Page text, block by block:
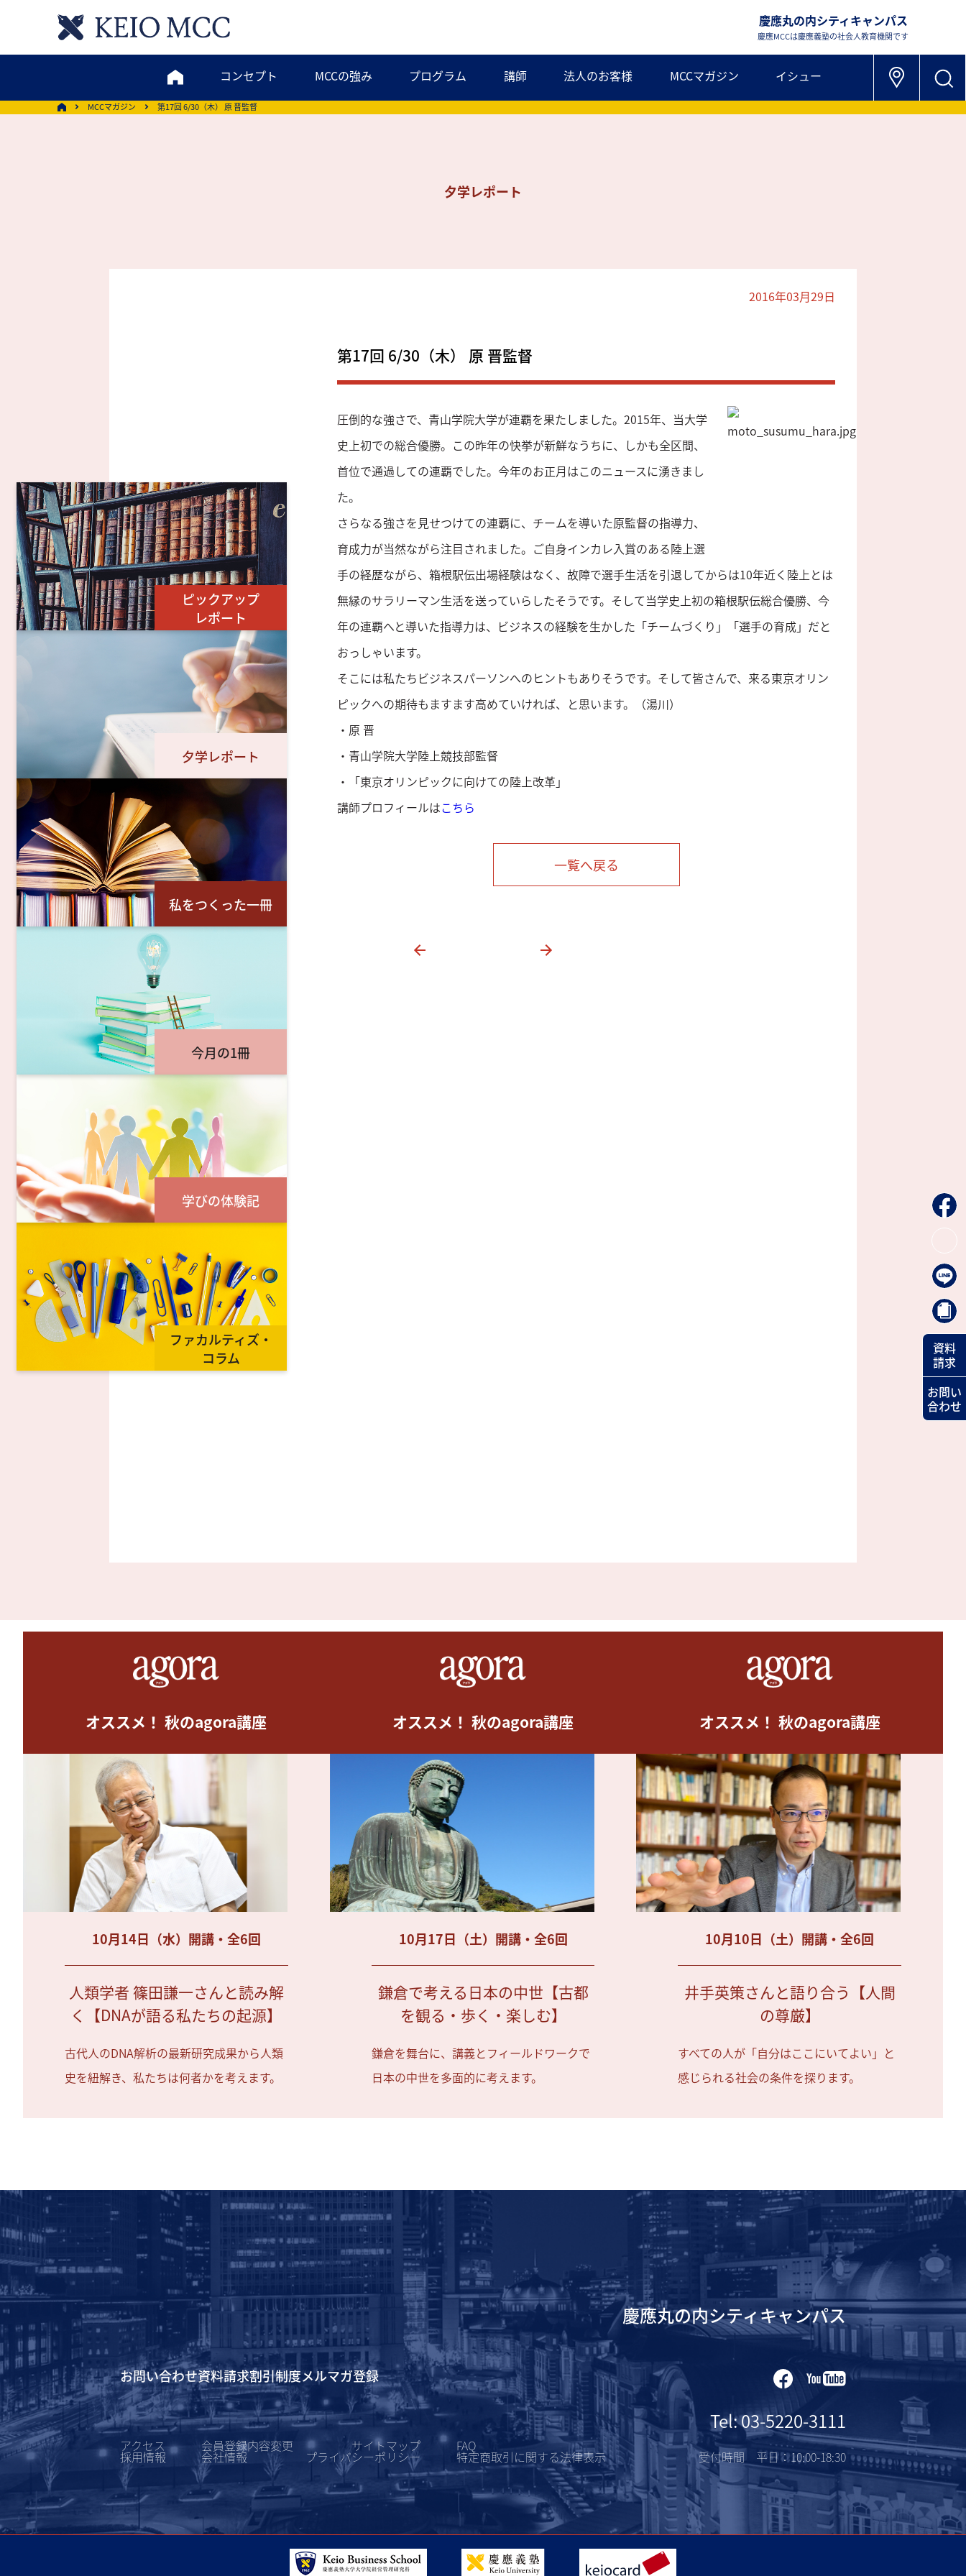
慶應丸の内シティキャンパス
慶應MCCは慶應義塾の社会人教育機関です
コンセプト MCCの強み プログラム 講師 法人のお客様 MCCマガジン イシュー
MCCマガジン 第17回 6/30（木） 原 晋監督
夕学レポート
2016年03月29日
第17回 6/30（木） 原 晋監督
圧倒的な強さで、青山学院大学が連覇を果たしました。2015年、当大学
史上初での総合優勝。この昨年の快挙が新鮮なうちに、しかも全区間、
首位で通過しての連覇でした。今年のお正月はこのニュースに湧きまし
た。
さらなる強さを見せつけての連覇に、チームを導いた原監督の指導力、
育成力が当然ながら注目されました。ご自身インカレ入賞のある陸上選
手の経歴ながら、箱根駅伝出場経験はなく、故障で選手生活を引退してからは10年近く陸上とは
無縁のサラリーマン生活を送っていらしたそうです。そして当学史上初の箱根駅伝総合優勝、今
年の連覇へと導いた指導力は、ビジネスの経験を生かした「チームづくり」「選手の育成」だと
おっしゃいます。
そこには私たちビジネスパーソンへのヒントもありそうです。そして皆さんで、来る東京オリン
ピックへの期待もますます高めていければ、と思います。（湯川）
・原 晋
・青山学院大学陸上競技部監督
・「東京オリンピックに向けての陸上改革」
講師プロフィールはこちら
一覧へ戻る
ピックアップ
レポート
夕学レポート
私をつくった一冊
今月の1冊
学びの体験記
ファカルティズ・
コラム
オススメ！ 秋のagora講座
10月14日（水）開講・全6回
人類学者 篠田謙一さんと読み解
く【DNAが語る私たちの起源】
古代人のDNA解析の最新研究成果から人類
史を紐解き、私たちは何者かを考えます。
オススメ！ 秋のagora講座
10月17日（土）開講・全6回
鎌倉で考える日本の中世【古都
を観る・歩く・楽しむ】
鎌倉を舞台に、講義とフィールドワークで
日本の中世を多面的に考えます。
オススメ！ 秋のagora講座
10月10日（土）開講・全6回
井手英策さんと語り合う【人間
の尊厳】
すべての人が「自分はここにいてよい」と
感じられる社会の条件を探ります。
資料
請求
お問い
合わせ
慶應丸の内シティキャンパス
お問い合わせ資料請求割引制度メルマガ登録
アクセス 会員登録内容変更 サイトマップ FAQ
採用情報 会社情報 プライバシーポリシー 特定商取引に関する法律表示
Tel: 03-5220-3111
受付時間 平日：10:00-18:30